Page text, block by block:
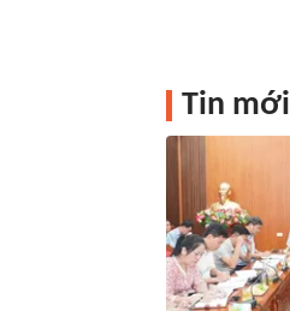
Tin mới